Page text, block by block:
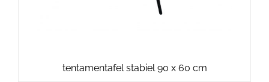
tentamentafel stabiel 90 x 60 cm